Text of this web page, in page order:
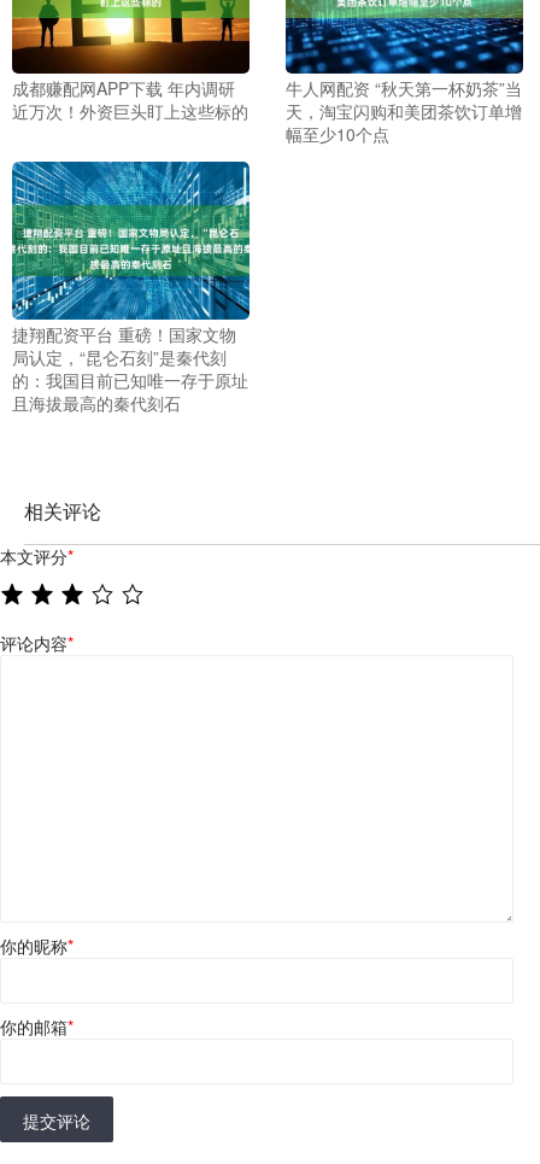
成都赚配网APP下载 年内调研
近万次！外资巨头盯上这些标的
牛人网配资 “秋天第一杯奶茶”当
天，淘宝闪购和美团茶饮订单增
幅至少10个点
捷翔配资平台 重磅！国家文物
局认定，“昆仑石刻”是秦代刻
的：我国目前已知唯一存于原址
且海拔最高的秦代刻石
相关评论
本文评分*
评论内容*
你的昵称*
你的邮箱*
提交评论